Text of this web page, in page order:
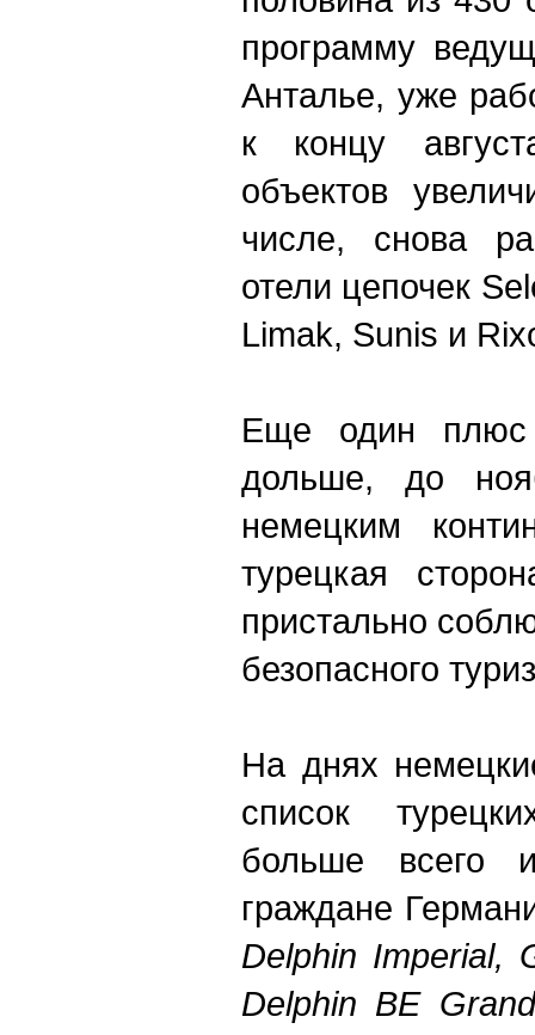
программу
Анталье, уже
к концу
объектов
числе, снова
отели цепочек
Limak, Sunis и
Еще один плюс
дольше, до
немецким
турецкая
пристально
безопасного
На днях
список
больше всего
граждане
Delphin Imperial,
Delphin BE